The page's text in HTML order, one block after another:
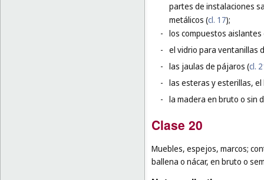
partes de instalaciones
metálicos (cl. 17);
- los compuestos
- el vidrio para ventanillas
- las jaulas de pájaros (cl.
- las esteras y esterillas,
- la madera en bruto o sin
Clase 20
Muebles, espejos, marcos;
ballena o nácar, en bruto o